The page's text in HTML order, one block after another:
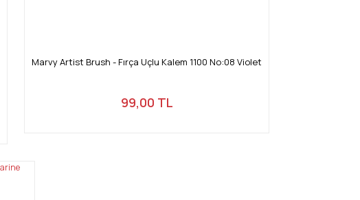
Marvy Artist Brush - Fırça Uçlu Kalem 1100 No:08 Violet
99,00 TL